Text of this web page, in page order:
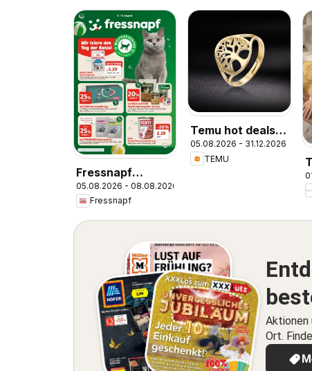
Fressnapf
Flugblatt
05.08.2026 - 08.08.2026
Fressnapf
Temu hot deals –
Austria
05.08.2026 - 31.12.2026
TEMU
Aktionen
Ort.